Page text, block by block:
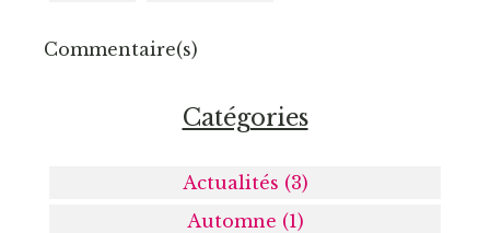
Commentaire(s)
Catégories
Actualités (3)
Automne (1)